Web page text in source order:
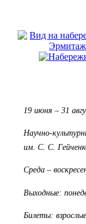
19 июня – 31
Научно-
им. С. С.
Среда –
Выходные:
Билеты: